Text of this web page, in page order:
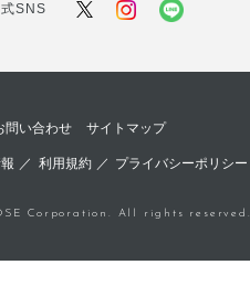
SNS
問い合わせ サイトマップ
／ 利用規約／ プライバシーポリシー
Corporation. All rights reserved.